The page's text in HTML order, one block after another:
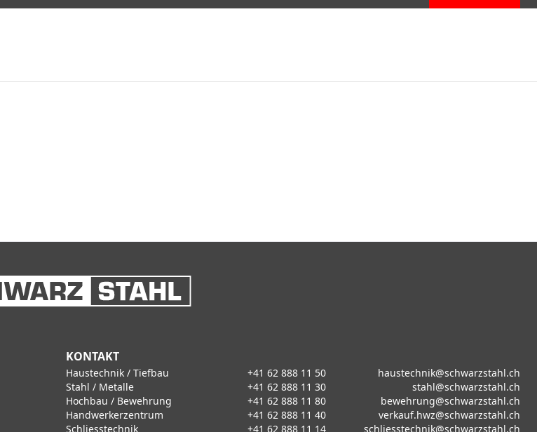
KONTAKT
Haustechnik / Tiefbau +41 62 888 11 50
haustechnik@schwarzstahl.ch
Stahl / Metalle
+41 62 888 11 30
stahl@schwarzstahl.ch
Hochbau / Bewehrung
+41 62 888 11 80
bewehrung@schwarzstahl.ch
Handwerkerzentrum
+41 62 888 11 40
verkauf.hwz@schwarzstahl.ch
Schliesstechnik
+41 62 888 11 14 schliesstechnik@schwarzstahl.ch